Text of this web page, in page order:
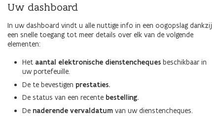
Uw dashboard
In uw dashboard vindt u alle nuttige info in een oogopslag dankzij
een snelle toegang tot meer details over elk van de volgende
elementen:
Het aantal elektronische dienstencheques beschikbaar in
uw portefeuille.
De te bevestigen prestaties.
De status van een recente bestelling.
De naderende vervaldatum van uw dienstencheques.